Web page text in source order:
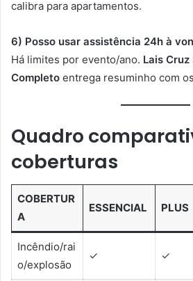
calibra para apartamentos.
6) Posso usar assistência 24h à
Há limites por evento/ano. Lais
Completo entrega resuminho com
Quadro
coberturas
COBERTUR
A
ESSENCIAL PLUS
Incêndio/rai
o/explosão
✓ ✓